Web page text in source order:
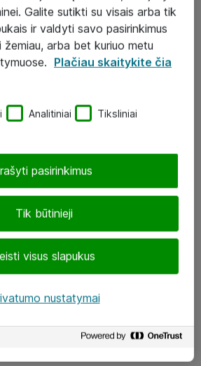
verslui
Galite sutikti su visais arba tik
ir valdyti savo pasirinkimus
žemiau, arba bet kuriuo metu
Plačiau skaitykite čia
Analitiniai Tiksliniai
Tik būtinieji
visus slapukus
pasirinkimus
nustatymai